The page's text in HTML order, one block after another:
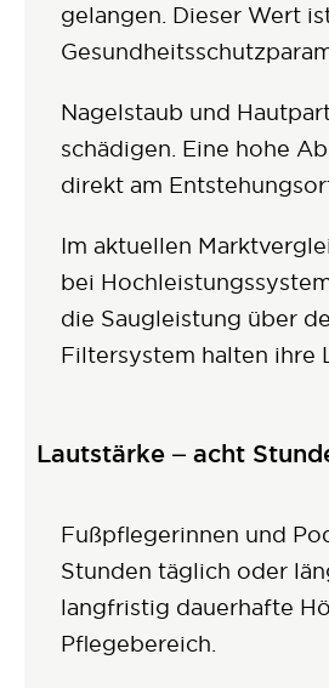
gelangen. Dieser Wert
Nagelstaub und
schädigen. Eine hohe
direkt am
Im aktuellen
bei
die Saugleistung über
Filtersystem halten ihre
Lautstärke – acht
Fußpflegerinnen und
Stunden täglich oder
langfristig dauerhafte
Pflegebereich.